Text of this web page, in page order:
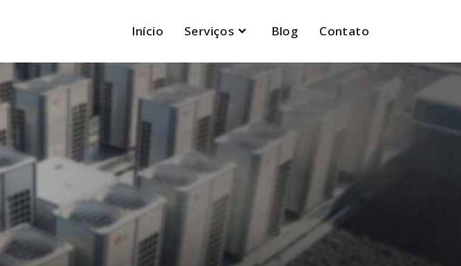
Início Serviços Blog Contato